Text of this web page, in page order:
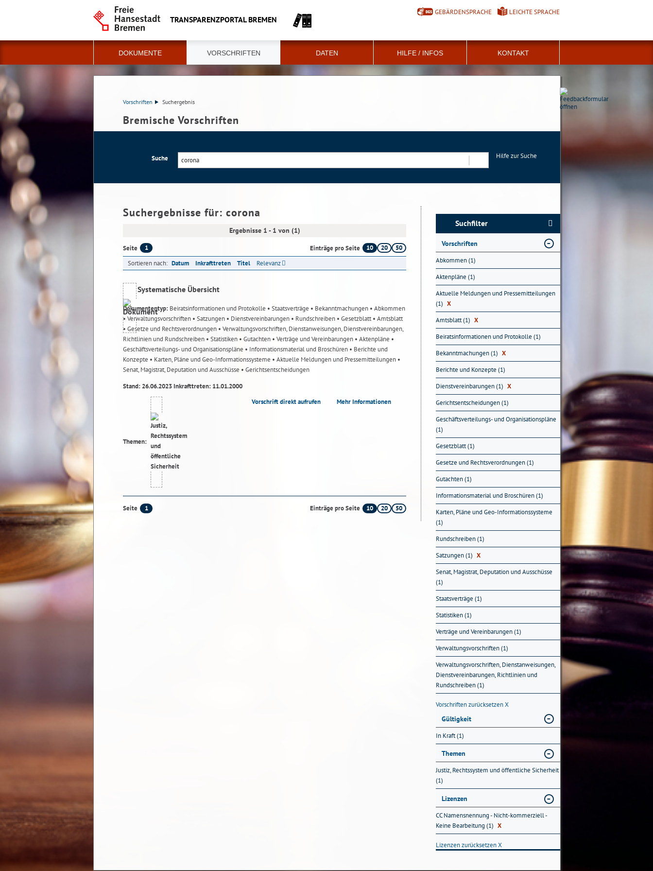
TRANSPARENZPORTAL BREMEN
GEBÄRDENSPRACHE LEICHTE SPRACHE
DOKUMENTE VORSCHRIFTEN DATEN HILFE / INFOS KONTAKT
Vorschriften Suchergebnis
Bremische Vorschriften
Suche
Hilfe zur Suche
Suchergebnisse für: corona
Ergebnisse 1 - 1 von (1)
Seite 1 Einträge pro Seite 10 20
50
Sortieren nach: Datum Inkrafttreten Titel Relevanz
Systematische Übersicht
Dokumententyp: Beiratsinformationen und Protokolle • Staatsverträge • Bekanntmachungen • Abkommen
• Verwaltungsvorschriften • Satzungen • Dienstvereinbarungen • Rundschreiben • Gesetzblatt• Amtsblatt
• Gesetze und Rechtsverordnungen • Verwaltungsvorschriften, Dienstanweisungen, Dienstvereinbarungen,
Richtlinien und Rundschreiben • Statistiken • Gutachten • Verträge und Vereinbarungen • Aktenpläne •
Geschäftsverteilungs- und Organisationspläne • Informationsmaterial und Broschüren • Berichte und
Konzepte • Karten, Pläne und Geo-Informationssysteme • Aktuelle Meldungen und Pressemitteilungen •
Senat, Magistrat, Deputation und Ausschüsse • Gerichtsentscheidungen
Stand: 26.06.2023 Inkrafttreten: 11.01.2000
Themen:
Vorschrift direkt aufrufen Mehr Informationen
Seite 1 Einträge pro Seite 10 20 50
Suchfilter
Vorschriften
Abkommen (1)
Aktenpläne (1)
Aktuelle Meldungen und Pressemitteilungen
(1) X
Amtsblatt (1) X
Beiratsinformationen und Protokolle (1)
Bekanntmachungen (1) X
Berichte und Konzepte (1)
Dienstvereinbarungen (1) X
Gerichtsentscheidungen (1)
Geschäftsverteilungs- und Organisationspläne
(1)
Gesetzblatt (1)
Gesetze und Rechtsverordnungen (1)
Gutachten (1)
Informationsmaterial und Broschüren (1)
Karten, Pläne und Geo-Informationssysteme
(1)
Rundschreiben (1)
Satzungen (1) X
Senat, Magistrat, Deputation und Ausschüsse
(1)
Staatsverträge (1)
Statistiken (1)
Verträge und Vereinbarungen (1)
Verwaltungsvorschriften (1)
Verwaltungsvorschriften, Dienstanweisungen,
Dienstvereinbarungen, Richtlinien und
Rundschreiben (1)
Vorschriften zurücksetzenX
Gültigkeit
In Kraft (1)
Themen
Justiz, Rechtssystem und öffentliche Sicherheit
(1)
Lizenzen
CC Namensnennung - Nicht-kommerziell -
Keine Bearbeitung (1) X
Lizenzen zurücksetzenX